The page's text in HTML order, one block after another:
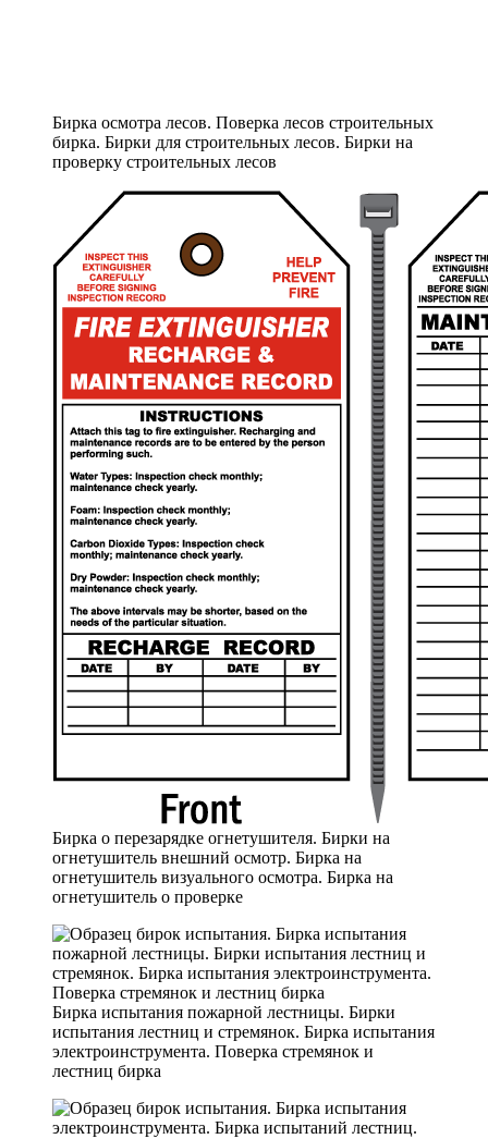
Бирка осмотра лесов. Поверка лесов строительных
бирка. Бирки для строительных лесов. Бирки на
проверку строительных лесов
Бирка о перезарядке огнетушителя. Бирки на
огнетушитель внешний осмотр. Бирка на
огнетушитель визуального осмотра. Бирка на
огнетушитель о проверке
Бирка испытания пожарной лестницы. Бирки
испытания лестниц и стремянок. Бирка испытания
электроинструмента. Поверка стремянок и
лестниц бирка